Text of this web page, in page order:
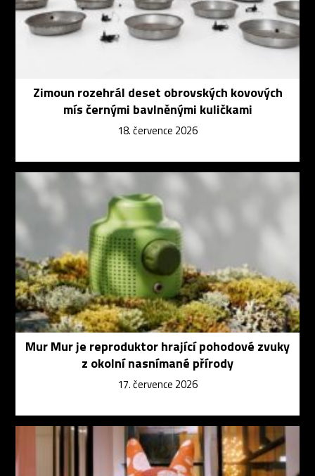
Zimoun rozehrál deset obrovských kovových
mís černými bavlněnými kuličkami
18. července 2026
Mur Mur je reproduktor hrající pohodové zvuky
z okolní nasnímané přírody
17. července 2026